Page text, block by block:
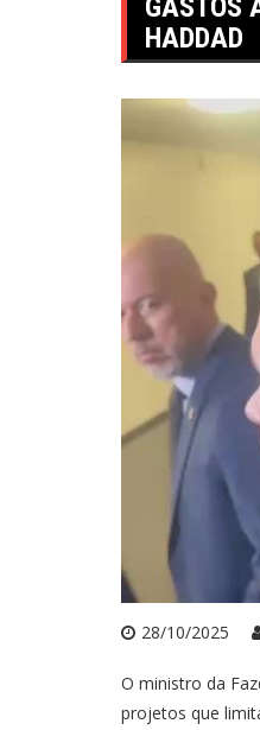
GASTOS
HADDAD
28/10/2025
O ministro da
projetos que